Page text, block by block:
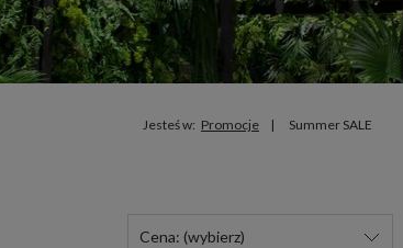
Jesteś w: Promocje Summer SALE
Cena: (wybierz)